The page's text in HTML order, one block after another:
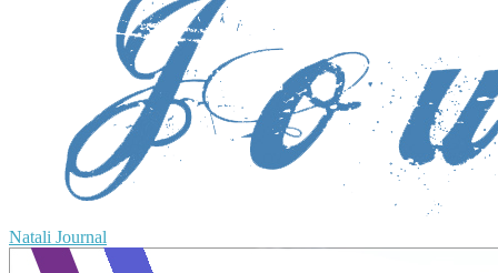
Natali Journal